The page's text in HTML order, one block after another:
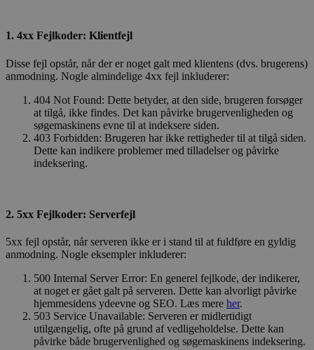
1. 4xx Fejlkoder: Klientfejl
Disse fejl opstår, når der er noget galt med klientens (dvs. brugerens)
anmodning. Nogle almindelige 4xx fejl inkluderer:
404 Not Found: Dette betyder, at den side, brugeren forsøger
at tilgå, ikke findes. Det kan påvirke brugervenligheden og
søgemaskinens evne til at indeksere siden.
403 Forbidden: Brugeren har ikke rettigheder til at tilgå siden.
Dette kan indikere problemer med tilladelser og påvirke
indeksering.
2. 5xx Fejlkoder: Serverfejl
5xx fejl opstår, når serveren ikke er i stand til at fuldføre en gyldig
anmodning. Nogle eksempler inkluderer:
500 Internal Server Error: En generel fejlkode, der indikerer,
at noget er gået galt på serveren. Dette kan alvorligt påvirke
hjemmesidens ydeevne og SEO. Læs mere her.
503 Service Unavailable: Serveren er midlertidigt
utilgængelig, ofte på grund af vedligeholdelse. Dette kan
påvirke både brugervenlighed og søgemaskinens indeksering.